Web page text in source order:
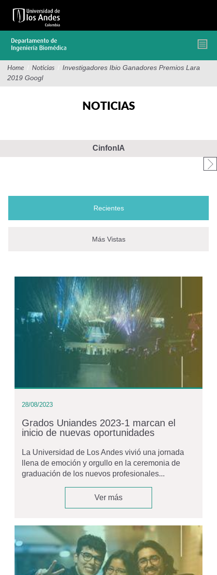
contenido
Home / Noticias / Investigadores Ibio Ganadores Premios Lara
2019 Googl
NOTICIAS
CinfonIA
Recientes(solapa activa)
Más Vistas
28/08/2023
Grados Uniandes 2023-1 marcan el
inicio de nuevas oportunidades
La Universidad de Los Andes vivió una jornada
llena de emoción y orgullo en la ceremonia de
graduación de los nuevos profesionales...
Ver más